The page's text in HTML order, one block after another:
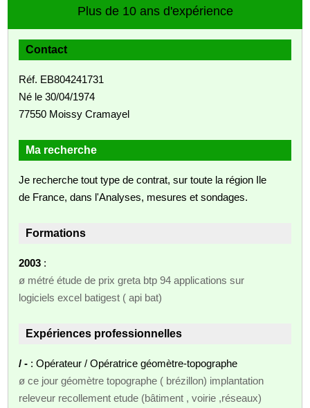
Plus de 10 ans d'expérience
Contact
Réf. EB804241731
Né le 30/04/1974
77550 Moissy Cramayel
Ma recherche
Je recherche tout type de contrat, sur toute la région Ile
de France, dans l'Analyses, mesures et sondages.
Formations
2003 :
ø métré étude de prix greta btp 94 applications sur
logiciels excel batigest ( api bat)
Expériences professionnelles
/ - : Opérateur / Opératrice géomètre-topographe
ø ce jour géomètre topographe ( brézillon) implantation
releveur recollement etude (bâtiment , voirie ,réseaux)